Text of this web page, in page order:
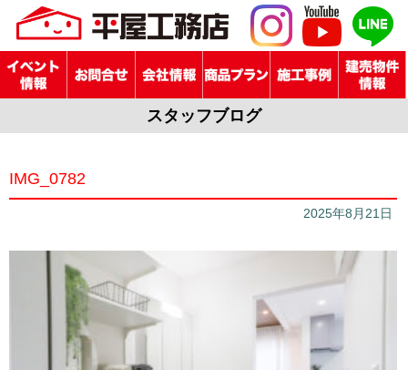
スタッフブログ
IMG_0782
2025年8月21日